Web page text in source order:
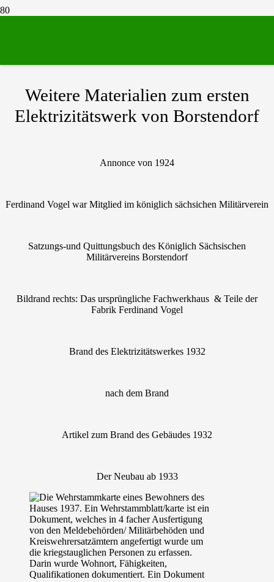
Weitere Materialien zum ersten
Elektrizitätswerk von Borstendorf
Annonce von 1924
Ferdinand Vogel war Mitglied im königlich sächsichen Militärverein
Satzungs-und Quittungsbuch des Königlich Sächsischen
Militärvereins Borstendorf
Bildrand rechts: Das ursprüngliche Fachwerkhaus & Teile der
Fabrik Ferdinand Vogel
Brand des Elektrizitätswerkes 1932
nach dem Brand
Artikel zum Brand des Gebäudes 1932
Der Neubau ab 1933